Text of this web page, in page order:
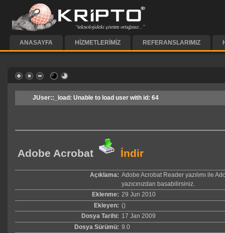
ANASAYFA HIZMETLERIMIZ REFERANSLARIMIZ
JUser::_load: Unable to load user with id: 64
Adobe Acrobat İndir
Açıklama: Adobe Acrobat Reader yazılımı ile
yazıcınızdan basabilirsiniz.
Eklenme: 29 Jun 2010
Ekleyen: ()
Dosya Tarihi: 17 Jan 2009
Dosya Sürümü: 9.0